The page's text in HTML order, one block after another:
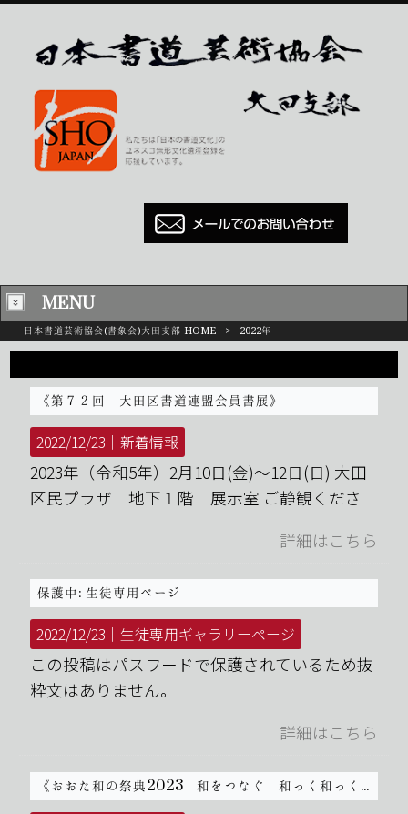
MENU
日本書道芸術協会(書象会)大田支部 HOME > 2022年
《第７２回 大田区書道連盟会員書展》
2022/12/23｜新着情報
2023年（令和5年）2月10日(金)～12日(日) 大田
区民プラザ 地下１階 展示室 ご静観くださ
詳細はこちら
保護中: 生徒専用ページ
2022/12/23｜ 生徒専用ギャラリーページ
この投稿はパスワードで保護されているため抜
粋文はありません。
詳細はこちら
《おおた和の祭典2023 和をつなぐ 和っく和っくな学び舎》